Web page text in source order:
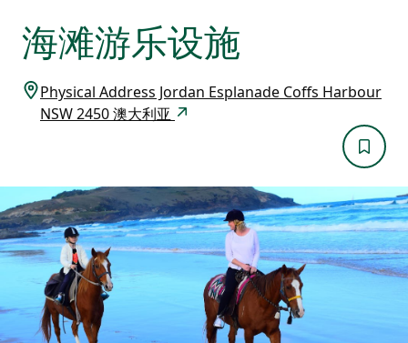
海滩游乐设施
Physical Address Jordan Esplanade Coffs Harbour
NSW 2450 澳大利亚